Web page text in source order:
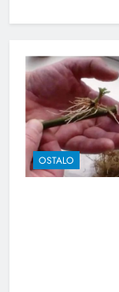
prije 9 sati –
OSTALO